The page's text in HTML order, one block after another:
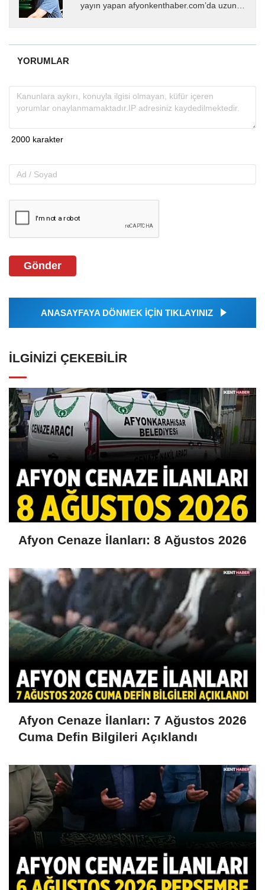
yayın yapan afyonkenthaber.com’da uzun
almakta, haber akışı...
YORUMLAR
Gönder
ANASAYFAYA DÖNMEK İÇİN TIKLAYINIZ
İLGINIZI ÇEKEBILIR
Afyon Cenaze İlanları: 8 Ağustos 2026
Afyon Cenaze İlanları: 7 Ağustos 2026
Cuma Defin Bilgileri Açıklandı